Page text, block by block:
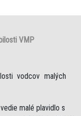
VMP
vodcov malých
malé plavidlo s